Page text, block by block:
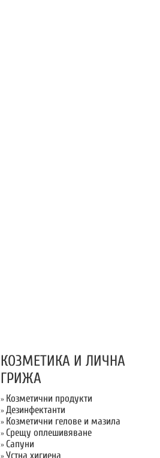
КОЗМЕТИКА И ЛИЧНА
ГРИЖА
» Козметични продукти
» Дезинфектанти
» Козметични гелове и мазила
» Срещу оплешивяване
» Сапуни
» Устна хигиена